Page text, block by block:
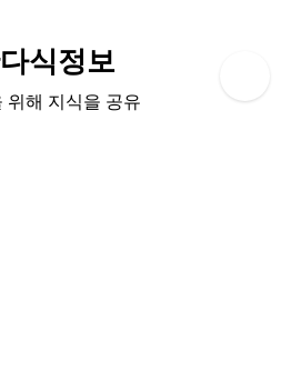
식정보
위해 지식을 공유